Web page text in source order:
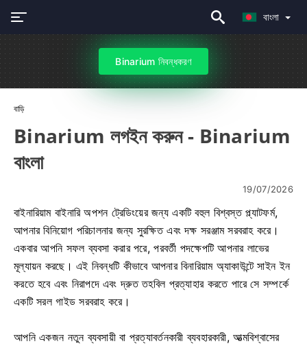
বাংলা
Binarium নিবন্ধকরণ
বাড়ি
Binarium লগইন করুন - Binarium
বাংলা
19/07/2026
বাইনারিয়াম বাইনারি অপশন ট্রেডিংয়ের জন্য একটি বহুল বিশ্বস্ত প্ল্যাটফর্ম,
আপনার বিনিয়োগ পরিচালনার জন্য সুরক্ষিত এবং দক্ষ সরঞ্জাম সরবরাহ করে।
একবার আপনি সফল ব্যবসা করার পরে, পরবর্তী পদক্ষেপটি আপনার লাভের
মূল্যায়ন করছে। এই নিবন্ধটি কীভাবে আপনার বিনারিয়াম অ্যাকাউন্টে সাইন ইন
করতে হবে এবং নিরাপদে এবং দ্রুত তহবিল প্রত্যাহার করতে পারে সে সম্পর্কে
একটি সরল গাইড সরবরাহ করে।
আপনি একজন নতুন ব্যবসায়ী বা প্রত্যাবর্তনকারী ব্যবহারকারী, আত্মবিশ্বাসের